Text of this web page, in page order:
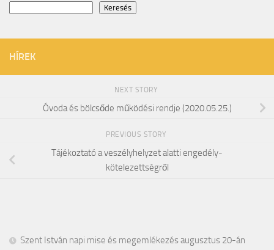
Keresés
HÍREK
NEXT STORY
Óvoda és bölcsőde működési rendje (2020.05.25.)
PREVIOUS STORY
Tájékoztató a veszélyhelyzet alatti engedély-
kötelezettségről
Szent István napi mise és megemlékezés augusztus 20-án